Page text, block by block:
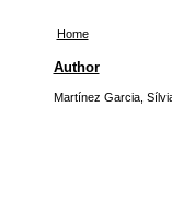
Home
Author
Martínez Garcia,